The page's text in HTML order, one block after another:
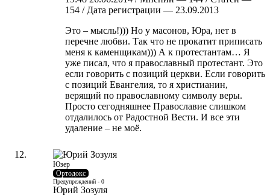
154 / Дата регистрации — 23.09.2013
Это – мысль!))) Но у масонов, Юра, нет в
перечне любви. Так что не прокатит приписать
меня к каменщикам))) А к протестантам… Я
уже писал, что я православный протестант. Это
если говорить с позиций церкви. Если говорить
с позиций Евангелия, то я христианин,
верящий по православному символу веры.
Просто сегодняшнее Православие слишком
отдалилось от Радостной Вести. И все эти
удаление – не моё.
Юзер
Ортодокс
Предупреждений - 0
Юрий Зозуля